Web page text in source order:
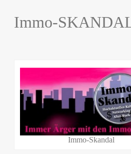
Immo-
Immo-Skandal